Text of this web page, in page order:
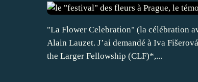
"La Flower Celebration" (la célébration
Alain Lauzet. J’ai demandé à Iva
the Larger Fellowship (CLF)*,...